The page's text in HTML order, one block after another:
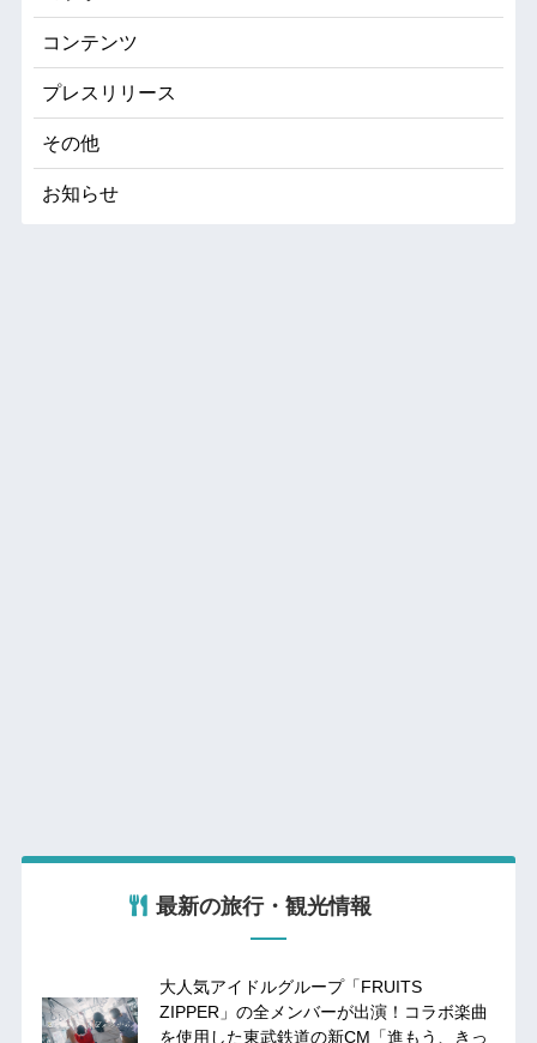
コンテンツ
プレスリリース
その他
お知らせ
最新の旅行・観光情報
大人気アイドルグループ「FRUITS
ZIPPER」の全メンバーが出演！コラボ楽曲
を使用した東武鉄道の新CM「進もう、きっ